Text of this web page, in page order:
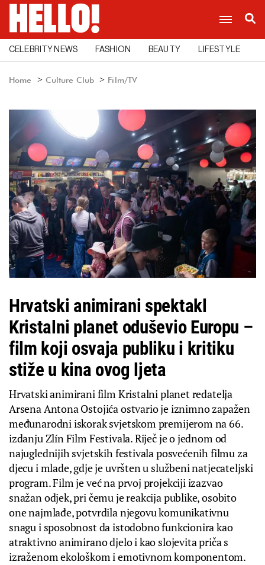
CELEBRITY NEWS FASHION BEAUTY LIFESTYLE
Home Culture Club Film/TV
Hrvatski animirani spektakl
Kristalni planet oduševio Europu –
film koji osvaja publiku i kritiku
stiže u kina ovog ljeta
Hrvatski animirani film Kristalni planet redatelja
Arsena Antona Ostojića ostvario je iznimno zapažen
međunarodni iskorak svjetskom premijerom na 66.
izdanju Zlín Film Festivala. Riječ je o jednom od
najuglednijih svjetskih festivala posvećenih filmu za
djecu i mlade, gdje je uvršten u službeni natjecateljski
program. Film je već na prvoj projekciji izazvao
snažan odjek, pri čemu je reakcija publike, osobito
one najmlađe, potvrdila njegovu komunikativnu
snagu i sposobnost da istodobno funkcionira kao
atraktivno animirano djelo i kao slojevita priča s
izraženom ekološkom i emotivnom komponentom.